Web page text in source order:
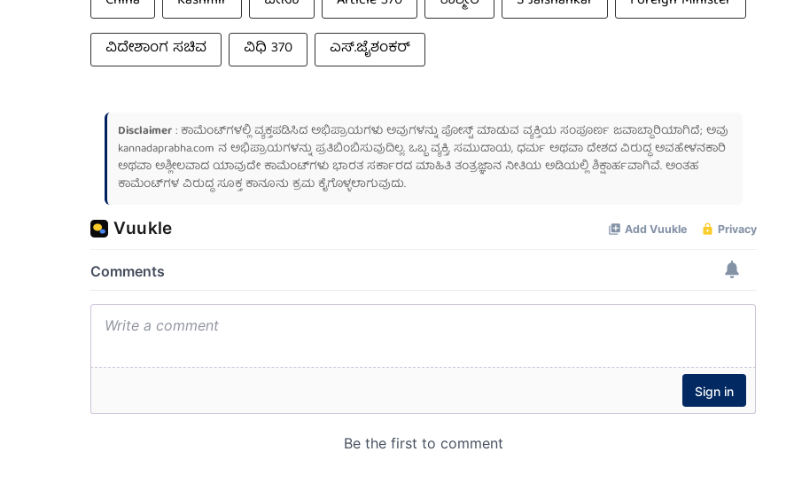
ವಿದೇಶಾಂಗ ಸಚಿವ
ವಿಧಿ 370 ಎಸ್‌.ಜೈಶಂಕರ್
Disclaimer: ಕಾಮೆಂಟ್‌ಗಳಲ್ಲಿ ವ್ಯಕ್ತಪಡಿಸಿದ ಅಭಿಪ್ರಾಯಗಳು ಅವುಗಳನ್ನು ಪೋಸ್ಟ್ ಮಾಡುವ ವ್ಯಕ್ತಿಯ ಸಂಪೂರ್ಣ ಜವಾಬ್ದಾರಿಯಾಗಿದೆ; ಅವು
kannadaprabha.com ನ ಅಭಿಪ್ರಾಯಗಳನ್ನು ಪ್ರತಿಬಿಂಬಿಸುವುದಿಲ್ಲ. ಒಬ್ಬ ವ್ಯಕ್ತಿ, ಸಮುದಾಯ, ಧರ್ಮ ಅಥವಾ ದೇಶದ ವಿರುದ್ಧ ಅವಹೇಳನಕಾರಿ
ಅಥವಾ ಅಶ್ಲೀಲವಾದ ಯಾವುದೇ ಕಾಮೆಂಟ್‌ಗಳು ಭಾರತ ಸರ್ಕಾರದ ಮಾಹಿತಿ ತಂತ್ರಜ್ಞಾನ ನೀತಿಯ ಅಡಿಯಲ್ಲಿ ಶಿಕ್ಷಾರ್ಹವಾಗಿವೆ. ಅಂತಹ
ಕಾಮೆಂಟ್‌ಗಳ ವಿರುದ್ಧ ಸೂಕ್ತ ಕಾನೂನು ಕ್ರಮ ಕೈಗೊಳ್ಳಲಾಗುವುದು.